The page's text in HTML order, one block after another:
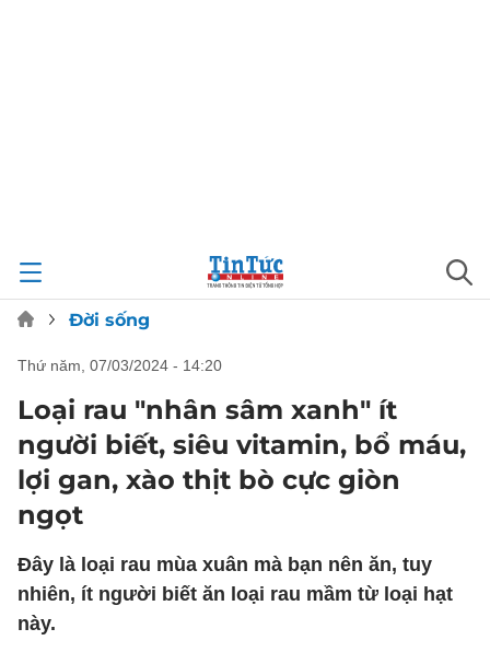
Đời sống
thứ năm, 07/03/2024 - 14:20
Loại rau "nhân sâm xanh" ít
người biết, siêu vitamin, bổ máu,
lợi gan, xào thịt bò cực giòn
ngọt
Đây là loại rau mùa xuân mà bạn nên ăn, tuy
nhiên, ít người biết ăn loại rau mầm từ loại hạt
này.